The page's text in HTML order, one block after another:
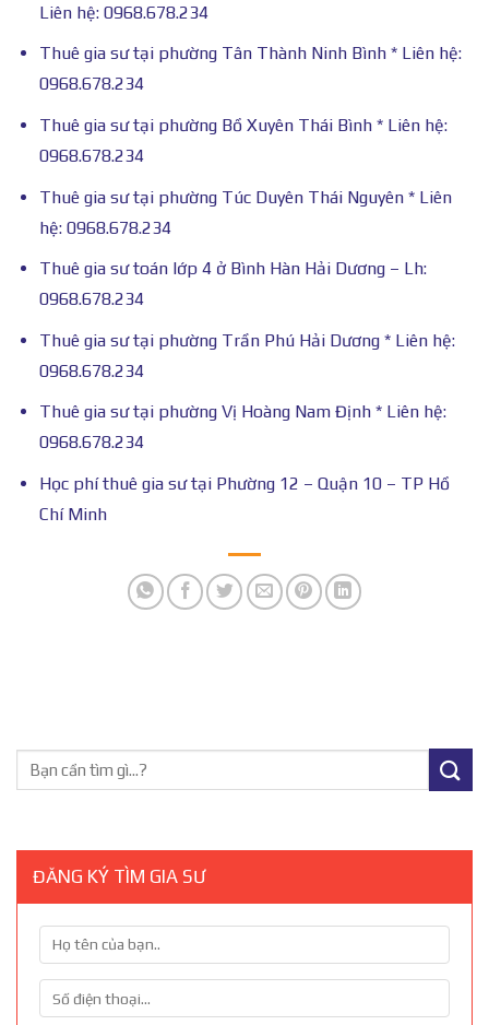
Liên hệ: 0968.678.234
Thuê gia sư tại phường Tân Thành Ninh Bình * Liên hệ:
0968.678.234
Thuê gia sư tại phường Bồ Xuyên Thái Bình * Liên hệ:
0968.678.234
Thuê gia sư tại phường Túc Duyên Thái Nguyên * Liên
hệ: 0968.678.234
Thuê gia sư toán lớp 4 ở Bình Hàn Hải Dương – Lh:
0968.678.234
Thuê gia sư tại phường Trần Phú Hải Dương * Liên hệ:
0968.678.234
Thuê gia sư tại phường Vị Hoàng Nam Định * Liên hệ:
0968.678.234
Học phí thuê gia sư tại Phường 12 – Quận 10 – TP Hồ
Chí Minh
ĐĂNG KÝ TÌM GIA SƯ